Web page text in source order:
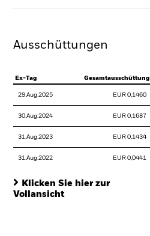
Ausschüttungen
Ex-Tag Gesamtausschüttung
29.Aug.2025 EUR 0,1460
30.Aug.2024 EUR 0,1687
31.Aug.2023 EUR 0,1434
31.Aug.2022 EUR 0,0441
Klicken Sie hier zur
Vollansicht